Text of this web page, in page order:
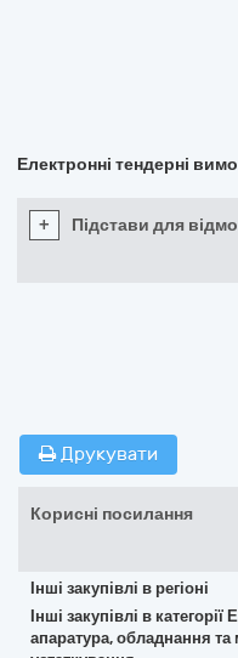
Електронні тендерні
+ Підстави для
Друкувати
Корисні посилання
Інші закупівлі в регіоні
Інші закупівлі в
апаратура, обладнання